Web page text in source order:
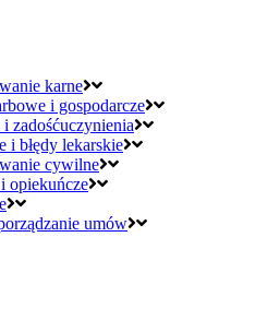
karne
i gospodarcze
zadośćuczynienia
i błędy lekarskie
cywilne
opiekuńcze
umów